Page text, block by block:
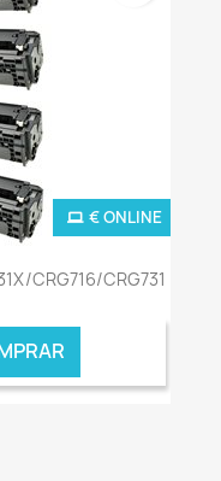
CRG716/CRG731
€ ONLINE